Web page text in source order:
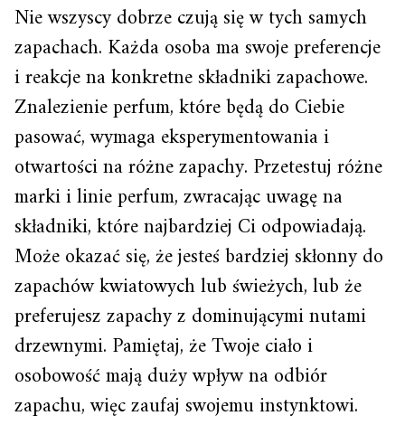
Nie wszyscy dobrze czują się w tych samych
zapachach. Każda osoba ma swoje preferencje
i reakcje na konkretne składniki zapachowe.
Znalezienie perfum, które będą do Ciebie
pasować, wymaga eksperymentowania i
otwartości na różne zapachy. Przetestuj różne
marki i linie perfum, zwracając uwagę na
składniki, które najbardziej Ci odpowiadają.
Może okazać się, że jesteś bardziej skłonny do
zapachów kwiatowych lub świeżych, lub że
preferujesz zapachy z dominującymi nutami
drzewnymi. Pamiętaj, że Twoje ciało i
osobowość mają duży wpływ na odbiór
zapachu, więc zaufaj swojemu instynktowi.